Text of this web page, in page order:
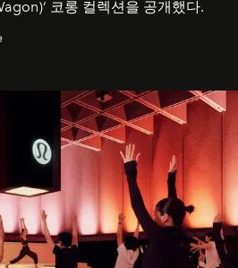
코롱 컬렉션을 공개했다.